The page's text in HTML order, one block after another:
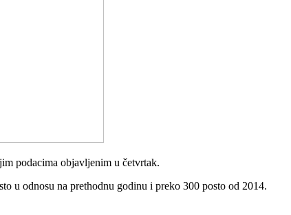
podacima objavljenim u četvrtak.
u odnosu na prethodnu godinu i preko 300 posto od 2014.